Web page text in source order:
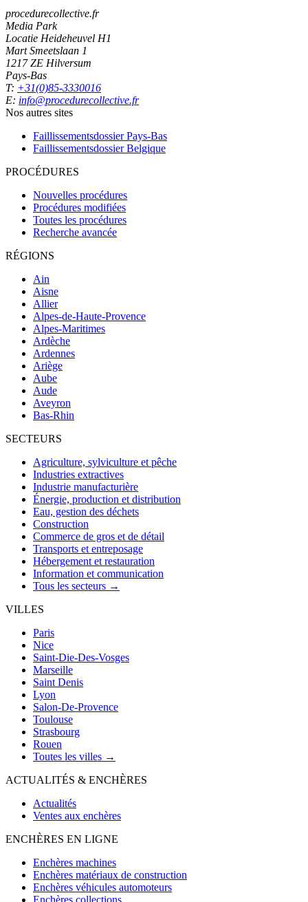
procedurecollective.fr
Media Park
Locatie Heideheuvel H1
Mart Smeetslaan 1
1217 ZE Hilversum
Pays-Bas
T: +31(0)85-3330016
E: info@procedurecollective.fr
Nos autres sites
Faillissementsdossier Pays-Bas
Faillissementsdossier Belgique
PROCÉDURES
Nouvelles procédures
Procédures modifiées
Toutes les procédures
Recherche avancée
RÉGIONS
Ain
Aisne
Allier
Alpes-de-Haute-Provence
Alpes-Maritimes
Ardèche
Ardennes
Ariège
Aube
Aude
Aveyron
Bas-Rhin
SECTEURS
Agriculture, sylviculture et pêche
Industries extractives
Industrie manufacturière
Énergie, production et distribution
Eau, gestion des déchets
Construction
Commerce de gros et de détail
Transports et entreposage
Hébergement et restauration
Information et communication
Tous les secteurs →
VILLES
Paris
Nice
Saint-Die-Des-Vosges
Marseille
Saint Denis
Lyon
Salon-De-Provence
Toulouse
Strasbourg
Rouen
Toutes les villes →
ACTUALITÉS & ENCHÈRES
Actualités
Ventes aux enchères
ENCHÈRES EN LIGNE
Enchères machines
Enchères matériaux de construction
Enchères véhicules automoteurs
Enchères collections